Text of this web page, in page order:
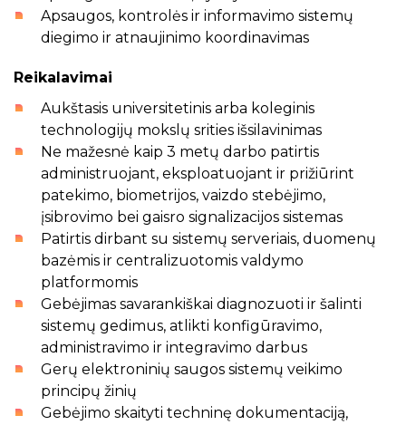
Apsaugos, kontrolės ir informavimo sistemų
diegimo ir atnaujinimo koordinavimas
Reikalavimai
Aukštasis universitetinis arba koleginis
technologijų mokslų srities išsilavinimas
Ne mažesnė kaip 3 metų darbo patirtis
administruojant, eksploatuojant ir prižiūrint
patekimo, biometrijos, vaizdo stebėjimo,
įsibrovimo bei gaisro signalizacijos sistemas
Patirtis dirbant su sistemų serveriais, duomenų
bazėmis ir centralizuotomis valdymo
platformomis
Gebėjimas savarankiškai diagnozuoti ir šalinti
sistemų gedimus, atlikti konfigūravimo,
administravimo ir integravimo darbus
Gerų elektroninių saugos sistemų veikimo
principų žinių
Gebėjimo skaityti techninę dokumentaciją,